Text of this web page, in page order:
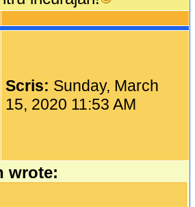
Scris: Sunday, March
15, 2020 11:53 AM
wrote: